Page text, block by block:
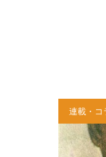
連載・コ